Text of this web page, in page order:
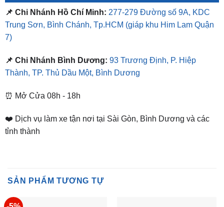
📌 Chi Nhánh Hồ Chí Minh: 277-279 Đường số 9A, KDC
Trung Sơn, Bình Chánh, Tp.HCM (giáp khu Him Lam Quận
7)
📌 Chi Nhánh Bình Dương: 93 Trương Định, P. Hiệp
Thành, TP. Thủ Dầu Một, Bình Dương
⏰ Mở Cửa 08h - 18h
❤️ Dịch vụ làm xe tận nơi tại Sài Gòn, Bình Dương và các
tỉnh thành
SẢN PHẨM TƯƠNG TỰ